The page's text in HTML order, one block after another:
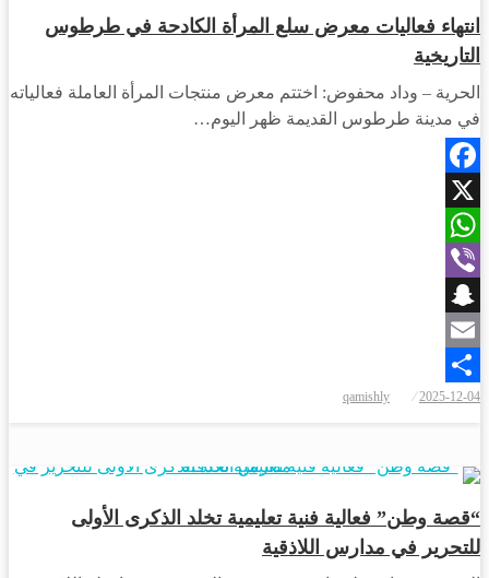
انتهاء فعاليات معرض سلع المرأة الكادحة في طرطوس
التاريخية
الحرية – وداد محفوض: اختتم معرض منتجات المرأة العاملة فعالياته
في مدينة طرطوس القديمة ظهر اليوم…
Facebook
X
WhatsApp
Viber
Snapchat
Email
Share
في
2025-12-04
qamishly
“قصة وطن” فعالية فنية تعليمية تخلد الذكرى الأولى
للتحرير في مدارس اللاذقية